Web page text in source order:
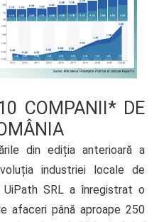
COMPANII* DE
din ediția anterioară a
industriei locale de
SRL a înregistrat o
afaceri până aproape 250